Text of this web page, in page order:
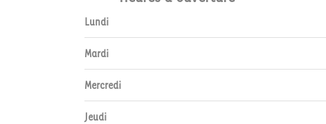
Lundi
Mardi
Mercredi
Jeudi